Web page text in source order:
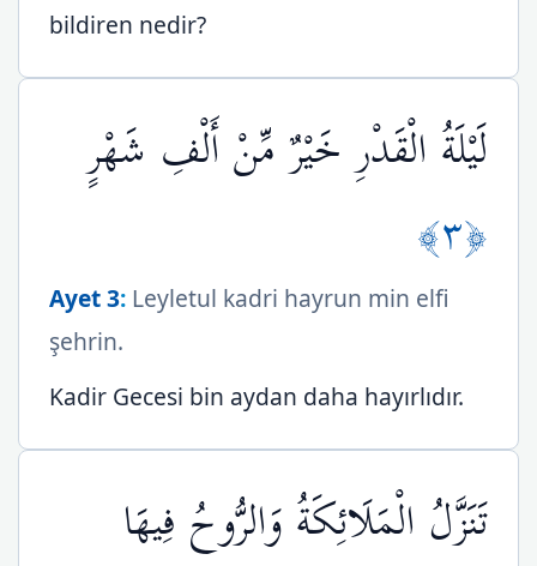
bildiren nedir?
لَيْلَةُ الْقَدْرِ خَيْرٌ مِّنْ أَلْفِ شَهْرٍ
﴿٣﴾
Ayet 3: Leyletul kadri hayrun min elfi
şehrin.
Kadir Gecesi bin aydan daha hayırlıdır.
تَنَزَّلُ الْمَلَائِكَةُ وَالرُّوحُ فِيهَا